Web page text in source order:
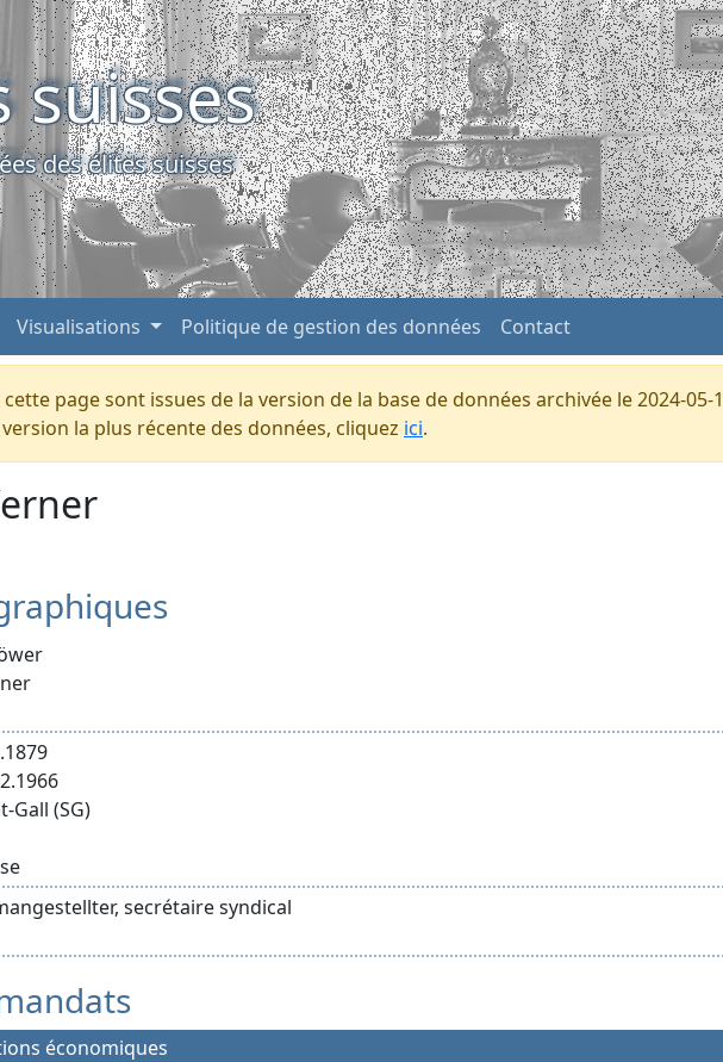
suisses
des élites suisses
Visualisations Politique de gestion des données Contact
page sont issues de la version de la base de données archivée le 2024-05-
la plus récente des données, cliquez ici.
Gall (SG)
secrétaire syndical
économiques